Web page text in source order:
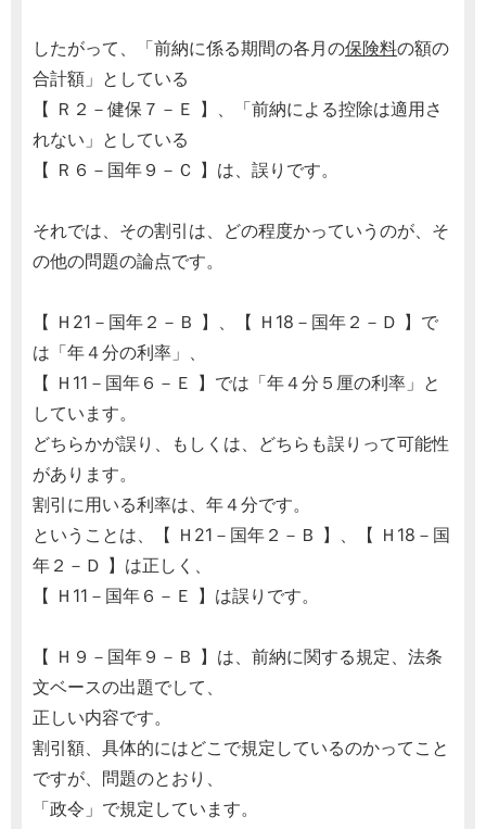
したがって、「前納に係る期間の各月の保険料の額の
合計額」としている
【 Ｒ２－健保７－Ｅ 】、「前納による控除は適用さ
れない」としている
【 Ｒ６－国年９－Ｃ 】は、誤りです。
それでは、その割引は、どの程度かっていうのが、そ
の他の問題の論点です。
【 Ｈ21－国年２－Ｂ 】、【 Ｈ18－国年２－Ｄ 】で
は「年４分の利率」、
【 Ｈ11－国年６－Ｅ 】では「年４分５厘の利率」と
しています。
どちらかが誤り、もしくは、どちらも誤りって可能性
があります。
割引に用いる利率は、年４分です。
ということは、【 Ｈ21－国年２－Ｂ 】、【 Ｈ18－国
年２－Ｄ 】は正しく、
【 Ｈ11－国年６－Ｅ 】は誤りです。
【 Ｈ９－国年９－Ｂ 】は、前納に関する規定、法条
文ベースの出題でして、
正しい内容です。
割引額、具体的にはどこで規定しているのかってこと
ですが、問題のとおり、
「政令」で規定しています。